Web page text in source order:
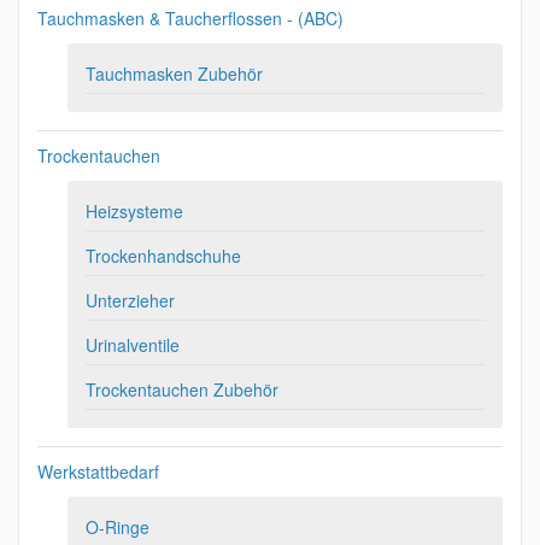
Tauchmasken & Taucherflossen - (ABC)
Tauchmasken Zubehör
Trockentauchen
Heizsysteme
Trockenhandschuhe
Unterzieher
Urinalventile
Trockentauchen Zubehör
Werkstattbedarf
O-Ringe